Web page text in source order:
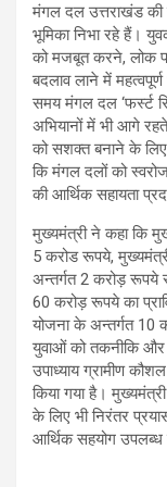
मंगल दल उत्तराखंड
भूमिका निभा रहे हैं।
को मजबूत करने, लोक
बदलाव लाने में
समय मंगल दल ‘फर्स्ट
अभियानों में भी आगे
को सशक्त बनाने के
कि मंगल दलों को
की आर्थिक सहायता
मुख्यमंत्री ने कहा कि
5 करोड रूपये,
अन्तर्गत 2 करोड़ रूपये
60 करोड़ रूपये का
योजना के अन्तर्गत 10
युवाओं को तकनीकि और
उपाध्याय ग्रामीण
किया गया है।
के लिए भी निरंतर
आर्थिक सहयोग उपलब्ध